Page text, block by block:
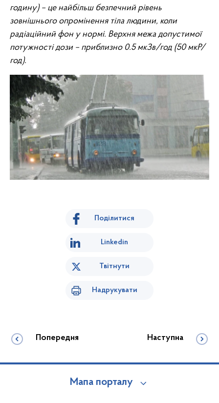
годину) – це найбільш безпечний рівень
зовнішньогоопромінення тіла людини, коли
радіаційний фон у нормі. Верхня межа допустимої
потужності дози – приблизно 0.5 мкЗв/год (50 мкР/
год).
Поділитися
Linkedin
Твітнути
Надрукувати
Попередня Наступна
Мапа порталу